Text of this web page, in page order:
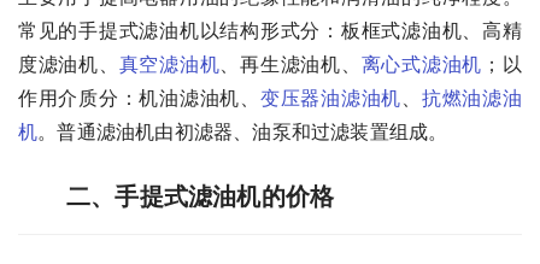
常见的手提式滤油机以结构形式分：板框式滤油机、高精
度滤油机、 真空滤油机 、再生滤油机、 离心式滤油机 ；以
作用介质分：机油滤油机、 变压器油滤油机
抗燃油滤油
机。普通滤油机由初滤器、油泵和过滤装置组成。
二、手提式滤油机的价格